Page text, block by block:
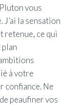
vous
la sensation
retenue, ce qui
à votre
confiance. Ne
peaufiner vos